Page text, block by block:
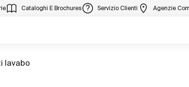
Cataloghi E Brochures Servizio Clienti Agenzie
lavabo